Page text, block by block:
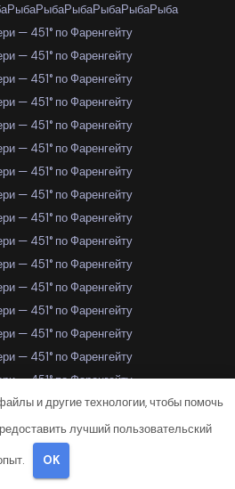
РыбаРыбаРыбаРыбаРыбаРыба
— 451° по Фаренгейту
— 451° по Фаренгейту
— 451° по Фаренгейту
— 451° по Фаренгейту
— 451° по Фаренгейту
— 451° по Фаренгейту
— 451° по Фаренгейту
— 451° по Фаренгейту
— 451° по Фаренгейту
— 451° по Фаренгейту
— 451° по Фаренгейту
— 451° по Фаренгейту
— 451° по Фаренгейту
— 451° по Фаренгейту
— 451° по Фаренгейту
— 451° по Фаренгейту
— 451° по Фаренгейту
— 451° по Фаренгейту
— 451° по Фаренгейту
— 451° по Фаренгейту
и другие технологии, чтобы помочь
лучший пользовательский
OK